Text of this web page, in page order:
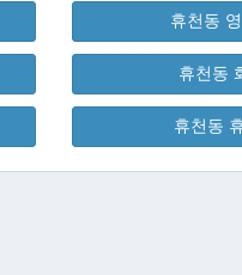
휴천동
휴천동
휴천동